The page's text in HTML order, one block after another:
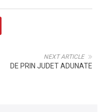
NEXT ARTICLE
DE PRIN JUDET ADUNATE